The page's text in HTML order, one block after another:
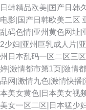
日韩精品欧美|国产日韩
电影|国产日韩欧美二区
乱码色情|亚州黄色网址|
2少妇|亚州巨乳成人片|
州日本乱码一区二区三区
婷|激情都市第1页|激情
品网|激情九色|激情快播|
本美女黄色|日本美女视
美女一区二区|日本猛少